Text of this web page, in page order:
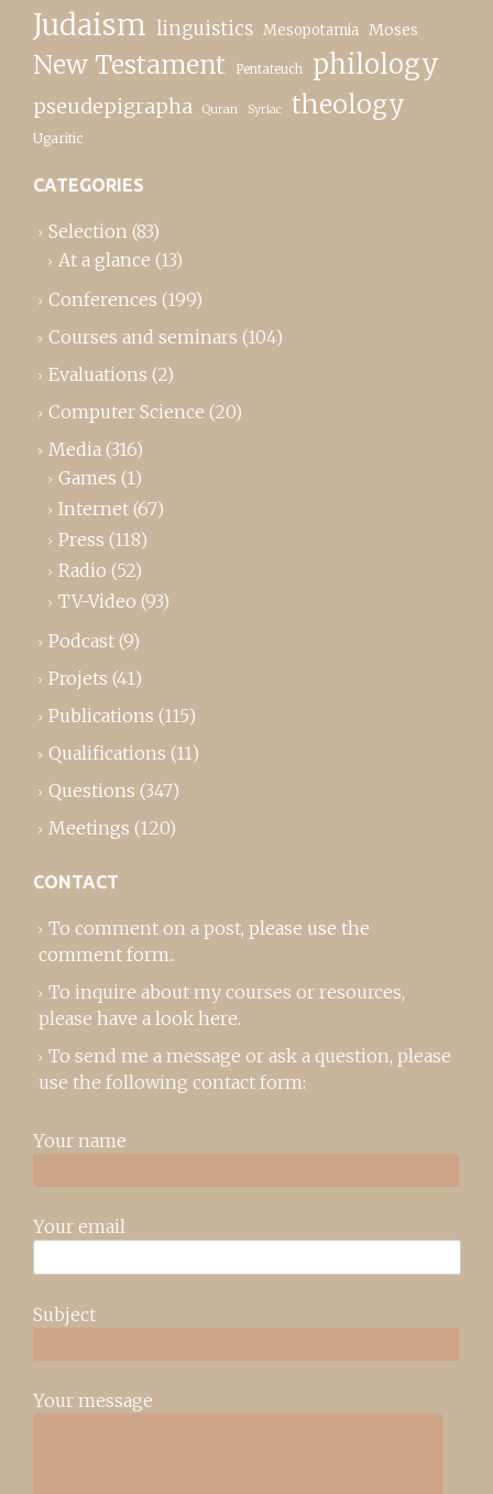
Judaism linguistics Mesopotamia Moses
New Testament Pentateuch philology
pseudepigrapha Quran Syriac theology
Ugaritic
CATEGORIES
Selection (83)
At a glance (13)
Conferences (199)
Courses and seminars (104)
Evaluations (2)
Computer Science (20)
Media (316)
Games (1)
Internet (67)
Press (118)
Radio (52)
TV-Video (93)
Podcast (9)
Projets (41)
Publications (115)
Qualifications (11)
Questions (347)
Meetings (120)
CONTACT
To comment on a post, please use the
comment form..
To inquire about my courses or resources,
please have a look here.
To send me a message or ask a question, please
use the following contact form:
Your name
Your email
Subject
Your message